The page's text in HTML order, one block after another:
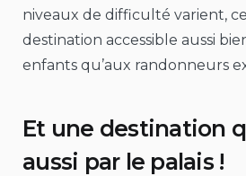
niveaux de difficulté varient,
destination accessible aussi
enfants qu’aux randonneurs
Et une destination
aussi par le palais !